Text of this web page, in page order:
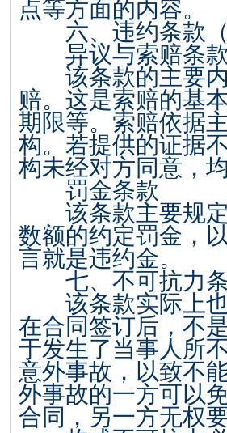
点等方面的内容。
六、违约条款（
异议与索赔条款
该条款的主要内
赔。这是索赔的基
期限等。索赔依据
构。若提供的证据
构未经对方同意，
罚金条款
该条款主要规定
数额的约定罚金，
言就是违约金。
七、不可抗力条
该条款实际上也
在合同签订后，不
于发生了当事人所
意外事故，以致不
外事故的一方可以
合同，另一方无权